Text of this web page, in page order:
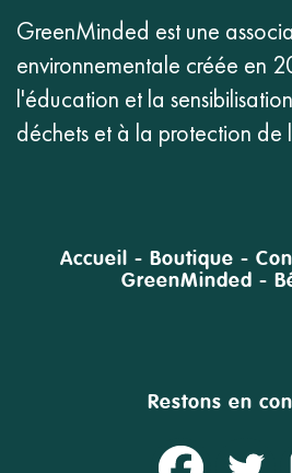
GreenMinded est une
environnementale créée en
l'éducation et la
déchets et à la protection de
Accueil - Boutique -
GreenMinded -
Restons en